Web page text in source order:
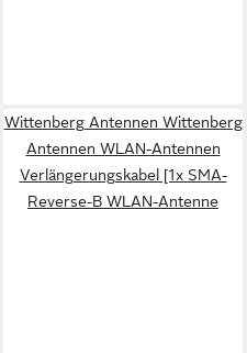
Wittenberg Antennen Wittenberg
Antennen WLAN-Antennen
Verlängerungskabel [1x SMA-
Reverse-B WLAN-Antenne